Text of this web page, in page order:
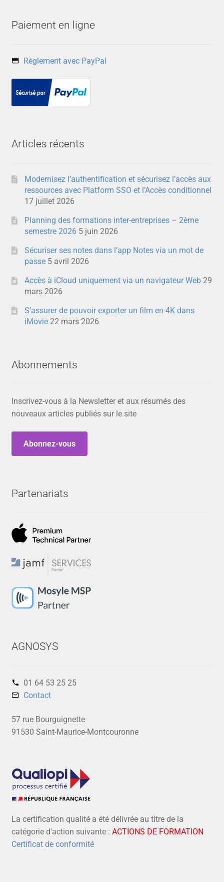
Paiement en ligne
Règlement avec PayPal
Articles récents
Modernisez l’authentification et sécurisez l’accès aux
ressources avec Platform SSO et l’Accès conditionnel
17 juillet 2026
Planning des formations inter-entreprises – 2ème
semestre 2026 5 juin 2026
Sécuriser ses notes dans l’app Notes via un mot de
passe 5 avril 2026
Accès à iCloud uniquement via un navigateur Web 29
mars 2026
S’assurer de pouvoir exporter un film en 4K dans
iMovie 22 mars 2026
Abonnements
Inscrivez-vous à la Newsletter et aux résumés des
nouveaux articles publiés sur le site
Abonnez-vous
Partenariats
AGNOSYS
01 64 53 25 25‬
Contact
57 rue Bourguignette
91530 Saint-Maurice-Montcouronne
La certification qualité a été délivrée au titre de la
catégorie d'action suivante : ACTIONS DE FORMATION
Certificat de conformité